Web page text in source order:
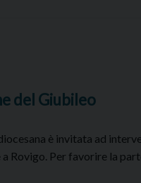
del Giubileo
è invitata ad
Rovigo. Per favorire la